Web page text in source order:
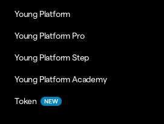
Young Platform
Young Platform Pro
Young Platform Step
Young Platform Academy
Token NEW